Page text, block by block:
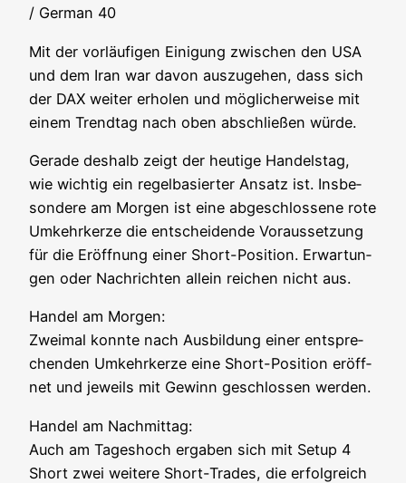
/ Ger­man 40
Mit der vor­läu­fi­gen Eini­gung zwi­schen den USA
und dem Iran war davon aus­zu­ge­hen, dass sich
der DAX wei­ter erho­len und mög­li­cher­wei­se mit
einem Trend­tag nach oben abschlie­ßen würde.
Gera­de des­halb zeigt der heu­ti­ge Han­dels­tag,
wie wich­tig ein regel­ba­sier­ter Ansatz ist. Ins­be­
son­de­re am Mor­gen ist eine abge­schlos­se­ne rote
Umkehr­ker­ze die ent­schei­den­de Vor­aus­set­zung
für die Eröff­nung einer Short-Posi­ti­on. Erwar­tun­
gen oder Nach­rich­ten allein rei­chen nicht aus.
Han­del am Mor­gen:
Zwei­mal konn­te nach Aus­bil­dung einer ent­spre­
chen­den Umkehr­ker­ze eine Short-Posi­ti­on eröff­
net und jeweils mit Gewinn geschlos­sen werden.
Han­del am Nach­mit­tag:
Auch am Tages­hoch erga­ben sich mit Set­up 4
Short zwei wei­te­re Short-Trades, die erfolg­reich